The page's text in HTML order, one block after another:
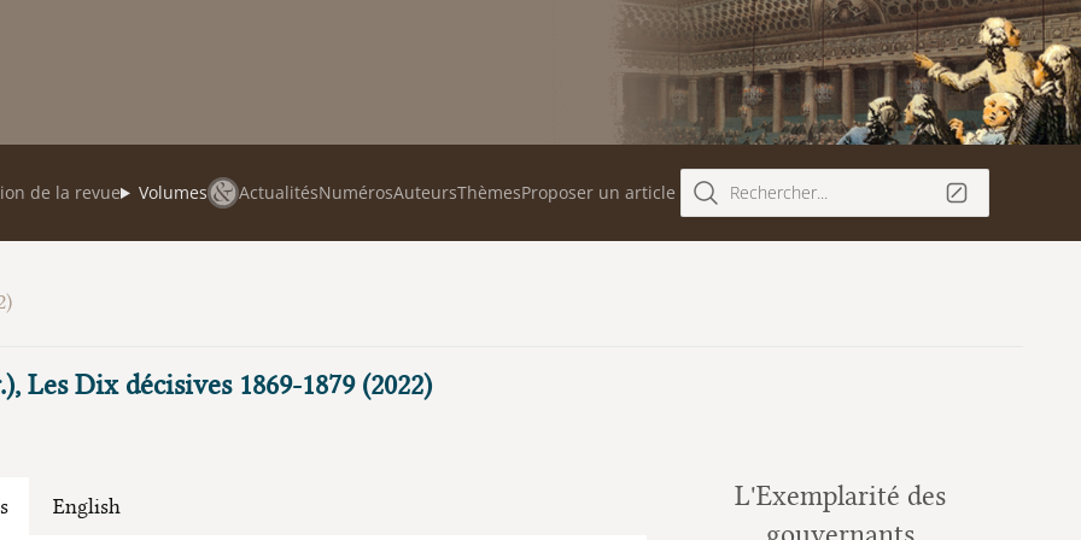
de la revue Volumes ActualitésNumérosAuteursThèmesProposer un article Rechercher...
Les Dix décisives 1869-1879 (2022)
English
L'Exemplarité des